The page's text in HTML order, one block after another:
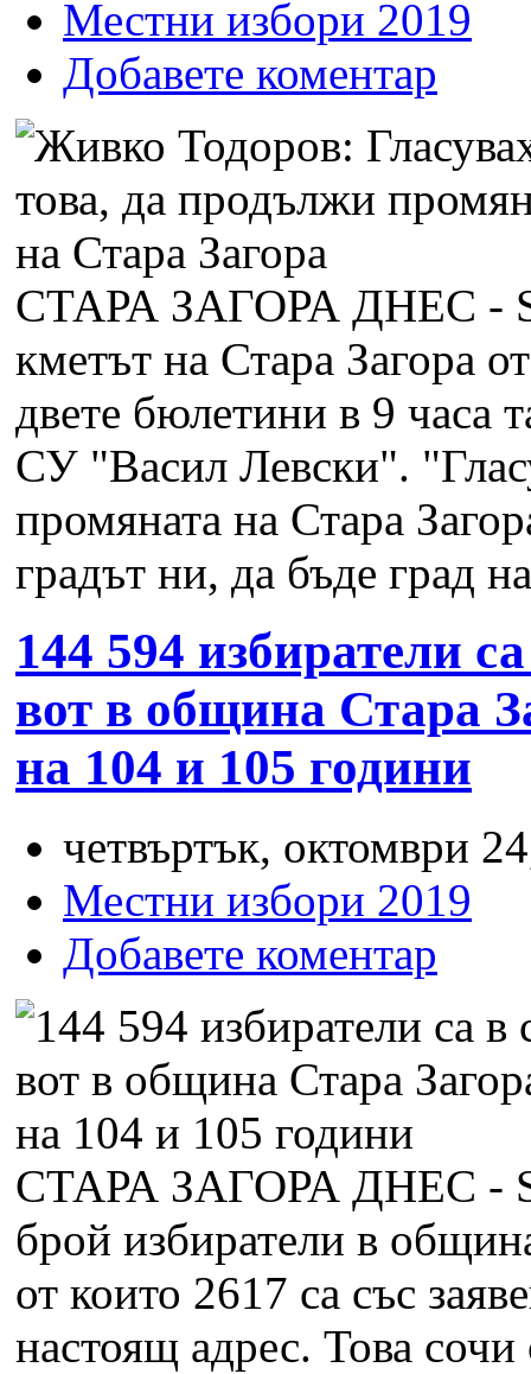
Местни избори 2019
Добавете коментар
СТАРА ЗАГОРА ДНЕС -
кметът на Стара Загора
двете бюлетини в 9 часа
СУ "Васил Левски".
промяната на Стара
градът ни, да бъде град
144 594 избиратели
вот в община Стара
на 104 и 105 години
четвъртък, октомври
Местни избори 2019
Добавете коментар
СТАРА ЗАГОРА ДНЕС -
брой избиратели в
от които 2617 са със
настоящ адрес. Това